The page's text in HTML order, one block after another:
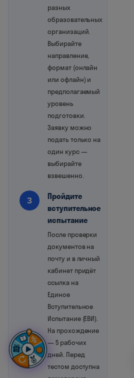
разных
образовательных
организаций.
Выбирайте
направление,
формат (онлайн
или офлайн) и
предполагаемый
уровень
подготовки.
Заявку можно
подать только на
один курс —
выбирайте
взвешенно.
3
Пройдите
вступительное
испытание
После проверки
документов на
почту и в личный
кабинет придёт
ссылка на
Единое
Вступительное
Испытание (ЕВИ).
На прохождение
— 5 рабочих
дней. Перед
тестом доступна